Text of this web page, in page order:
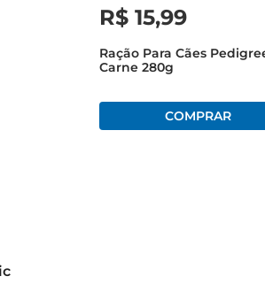
R$ 15,99
Ração Para Cães
Carne 280g